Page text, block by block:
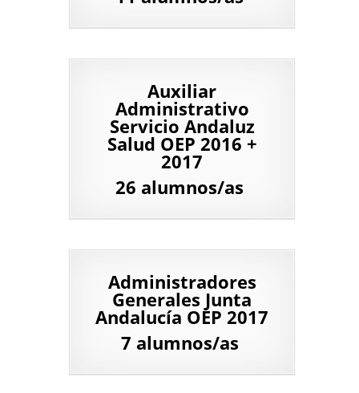
Auxiliar
Administrativo
Servicio Andaluz
Salud OEP 2016 +
2017
26 alumnos/as
Administradores
Generales Junta
Andalucía OEP 2017
7 alumnos/as